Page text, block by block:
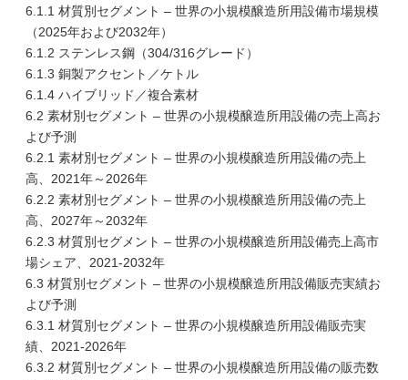
6.1.1 材質別セグメント – 世界の小規模醸造所用設備市場規模
（2025年および2032年）
6.1.2 ステンレス鋼（304/316グレード）
6.1.3 銅製アクセント／ケトル
6.1.4 ハイブリッド／複合素材
6.2 素材別セグメント – 世界の小規模醸造所用設備の売上高お
よび予測
6.2.1 素材別セグメント – 世界の小規模醸造所用設備の売上
高、2021年～2026年
6.2.2 素材別セグメント – 世界の小規模醸造所用設備の売上
高、2027年～2032年
6.2.3 材質別セグメント – 世界の小規模醸造所用設備売上高市
場シェア、2021-2032年
6.3 材質別セグメント – 世界の小規模醸造所用設備販売実績お
よび予測
6.3.1 材質別セグメント – 世界の小規模醸造所用設備販売実
績、2021-2026年
6.3.2 材質別セグメント – 世界の小規模醸造所用設備の販売数